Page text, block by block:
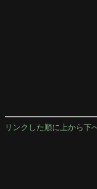
リンクした順に上から下